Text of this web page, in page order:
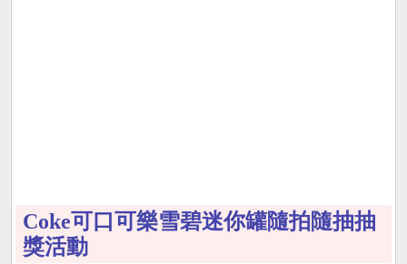
Coke可口可樂雪碧迷你罐隨拍隨抽抽
獎活動